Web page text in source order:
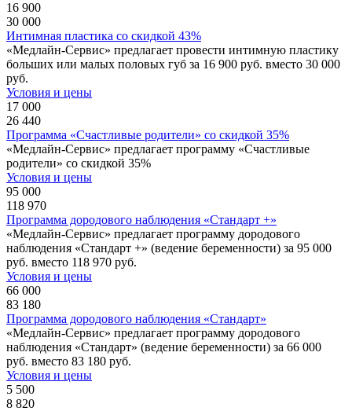
16 900
30 000
Интимная пластика со скидкой 43%
«Медлайн-Сервис» предлагает провести интимную пластику
больших или малых половых губ за 16 900 руб. вместо 30 000
руб.
Условия и цены
17 000
26 440
Программа «Счастливые родители» со скидкой 35%
«Медлайн-Сервис» предлагает программу «Счастливые
родители» со скидкой 35%
Условия и цены
95 000
118 970
Программа дородового наблюдения «Стандарт +»
«Медлайн-Сервис» предлагает программу дородового
наблюдения «Стандарт +» (ведение беременности) за 95 000
руб. вместо 118 970 руб.
Условия и цены
66 000
83 180
Программа дородового наблюдения «Стандарт»
«Медлайн-Сервис» предлагает программу дородового
наблюдения «Стандарт» (ведение беременности) за 66 000
руб. вместо 83 180 руб.
Условия и цены
5 500
8 820